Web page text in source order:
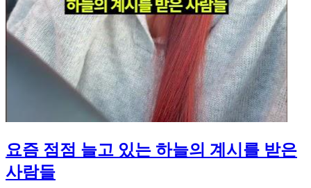
요즘 점점 늘고 있는 하늘의 계시를 받은
사람들